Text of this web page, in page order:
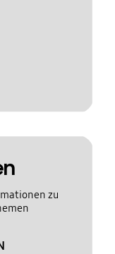
zu